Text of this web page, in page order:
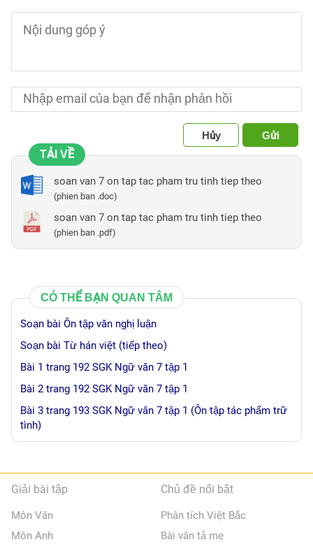
Hủy
Gửi
TẢI VỀ
soan van 7 on tap tac pham tru tinh tiep theo
(phien ban .doc)
soan van 7 on tap tac pham tru tinh tiep theo
(phien ban .pdf)
CÓ THỂ BẠN QUAN TÂM
Soạn bài Ôn tập văn nghị luận
Soạn bài Từ hán việt (tiếp theo)
Bài 1 trang 192 SGK Ngữ văn 7 tập 1
Bài 2 trang 192 SGK Ngữ văn 7 tập 1
Bài 3 trang 193 SGK Ngữ văn 7 tập 1 (Ôn tập tác phẩm trữ
tình)
Giải bài tập
Môn Văn
Môn Anh
Chủ đề nổi bật
Phân tích Việt Bắc
Bài văn tả mẹ